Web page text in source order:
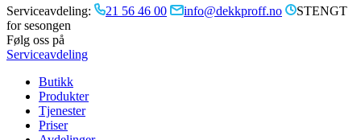
Serviceavdeling: 21 56 46 00 info@dekkproff.no
STENGT
for sesongen
Følg oss på
Serviceavdeling
Butikk
Produkter
Tjenester
Priser